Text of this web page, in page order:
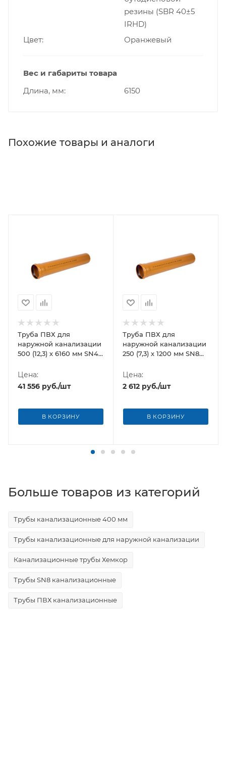
резины (SBR 40±5
IRHD)
Цвет
Оранжевый
Вес и габариты товара
Длина, мм
6150
Похожие товары и аналоги
Труба ПВХ для
наружной канализации
500 (12,3) х 6160 мм SN4
Цена:
41 556 руб./шт
В КОРЗИНУ
Труба ПВХ для
наружной канализации
250 (7,3) х 1200 мм SN8
Цена:
2 612 руб./шт
В КОРЗИНУ
Больше товаров из категорий
Трубы канализационные 400 мм
Трубы канализационные для наружной канализации
Канализационные трубы Хемкор
Трубы SN8 канализационные
Трубы ПВХ канализационные